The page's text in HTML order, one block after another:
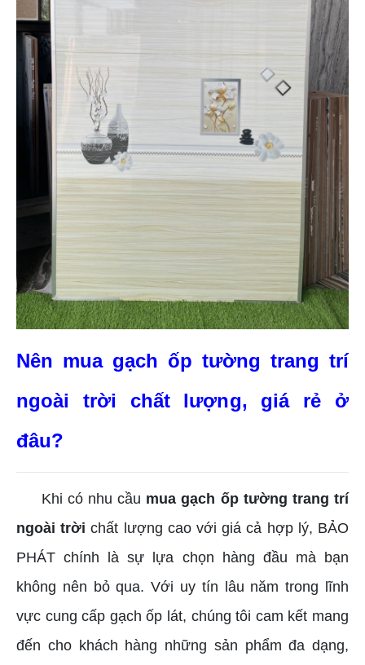
Nên mua gạch ốp tường trang trí
ngoài trời chất lượng, giá rẻ ở
đâu?
Khi có nhu cầu mua gạch ốp tường trang trí
ngoài trời chất lượng cao với giá cả hợp lý, BẢO
PHÁT chính là sự lựa chọn hàng đầu mà bạn
không nên bỏ qua. Với uy tín lâu năm trong lĩnh
vực cung cấp gạch ốp lát, chúng tôi cam kết mang
đến cho khách hàng những sản phẩm đa dạng,